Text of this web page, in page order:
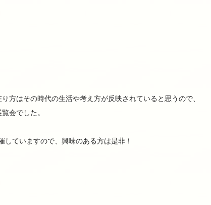
方はその時代の生活や考え方が反映されていると思うので、
会でした。
ていますので、興味のある方は是非！